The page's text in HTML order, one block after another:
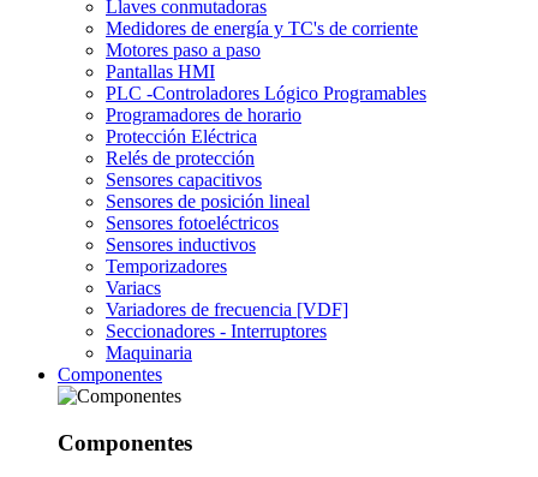
Llaves conmutadoras
Medidores de energía y TC's de corriente
Motores paso a paso
Pantallas HMI
PLC -Controladores Lógico Programables
Programadores de horario
Protección Eléctrica
Relés de protección
Sensores capacitivos
Sensores de posición lineal
Sensores fotoeléctricos
Sensores inductivos
Temporizadores
Variacs
Variadores de frecuencia [VDF]
Seccionadores - Interruptores
Maquinaria
Componentes
Componentes